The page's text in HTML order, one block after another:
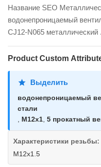
Название SEO
водонепроницаемый
CJ12-N065 металлический
Product Custom
Выделить
водонепроницаемый
стали
M12x1 5 прокатный
Характеристики резьбы:
M12x1.5